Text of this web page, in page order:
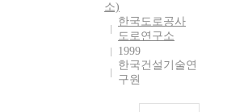
소)
한국도로공사
도로연구소
1999
한국건설기술연
구원